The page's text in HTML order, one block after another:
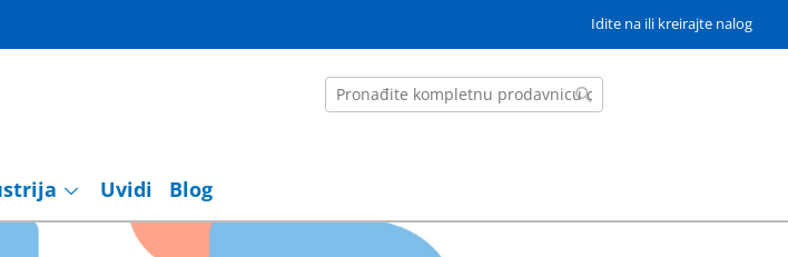
Idite na ili kreirajte nalog
Search Search
Uvidi Blog